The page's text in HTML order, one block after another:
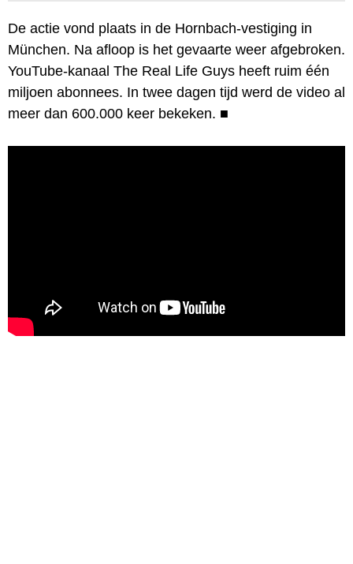
De actie vond plaats in de Hornbach-vestiging in
München. Na afloop is het gevaarte weer afgebroken.
YouTube-kanaal The Real Life Guys heeft ruim één
miljoen abonnees. In twee dagen tijd werd de video al
meer dan 600.000 keer bekeken. ■